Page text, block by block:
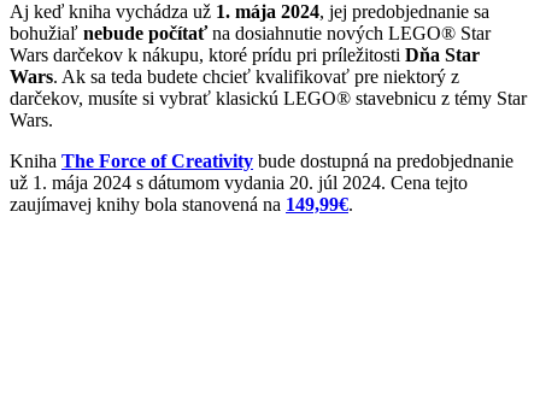
Aj keď kniha vychádza už 1. mája 2024, jej predobjednanie sa
bohužiaľ nebude počítaťna dosiahnutie nových LEGO® Star
Wars darčekov k nákupu, ktoré prídu pri príležitosti Dňa Star
Wars. Ak sa teda budete chcieť kvalifikovať pre niektorý z
darčekov, musíte si vybrať klasickú LEGO® stavebnicu z témy Star
Wars.
Kniha The Force of Creativity bude dostupná na predobjednanie
už 1. mája 2024 s dátumom vydania 20. júl 2024. Cena tejto
zaujímavej knihy bola stanovená na 149,99€.